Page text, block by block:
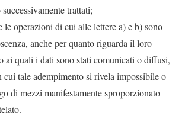
trattati;
le operazioni di cui alle lettere a) e b) sono
anche per quanto riguarda il loro
ai quali i dati sono stati comunicati o diffusi,
cui tale adempimento si rivela impossibile o
di mezzi manifestamente sproporzionato